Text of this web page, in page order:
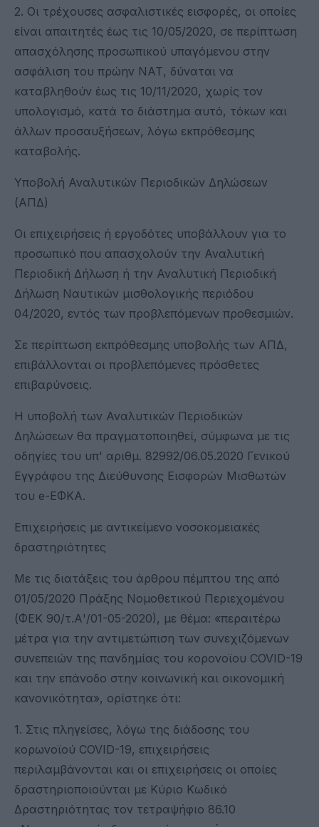
2. Οι τρέχουσες ασφαλιστικές εισφορές, οι οποίες
είναι απαιτητές έως τις 10/05/2020, σε περίπτωση
απασχόλησης προσωπικού υπαγόμενου στην
ασφάλιση του πρώην ΝΑΤ, δύναται να
καταβληθούν έως τις 10/11/2020, χωρίς τον
υπολογισμό, κατά το διάστημα αυτό, τόκων και
άλλων προσαυξήσεων, λόγω εκπρόθεσμης
καταβολής.
Υποβολή Αναλυτικών Περιοδικών Δηλώσεων
(ΑΠΔ)
Οι επιχειρήσεις ή εργοδότες υποβάλλουν για το
προσωπικό που απασχολούν την Αναλυτική
Περιοδική Δήλωση ή την Αναλυτική Περιοδική
Δήλωση Ναυτικών μισθολογικής περιόδου
04/2020, εντός των προβλεπόμενων προθεσμιών.
Σε περίπτωση εκπρόθεσμης υποβολής των ΑΠΔ,
επιβάλλονται οι προβλεπόμενες πρόσθετες
επιβαρύνσεις.
Η υποβολή των Αναλυτικών Περιοδικών
Δηλώσεων θα πραγματοποιηθεί, σύμφωνα με τις
οδηγίες του υπ' αριθμ. 82992/06.05.2020 Γενικού
Εγγράφου της Διεύθυνσης Εισφορών Μισθωτών
του e-ΕΦΚΑ.
Επιχειρήσεις με αντικείμενο νοσοκομειακές
δραστηριότητες
Με τις διατάξεις του άρθρου πέμπτου της από
01/05/2020 Πράξης Νομοθετικού Περιεχομένου
(ΦΕΚ 90/τ.Α'/01-05-2020), με θέμα: «περαιτέρω
μέτρα για την αντιμετώπιση των συνεχιζόμενων
συνεπειών της πανδημίας του κορονοϊου COVID-19
και την επάνοδο στην κοινωνική και οικονομική
κανονικότητα», ορίστηκε ότι:
1. Στις πληγείσες, λόγω της διάδοσης του
κορωνοϊού COVID-19, επιχειρήσεις
περιλαμβάνονται και οι επιχειρήσεις οι οποίες
δραστηριοποιούνται με Κύριο Κωδικό
Δραστηριότητας τον τετραψήφιο 86.10